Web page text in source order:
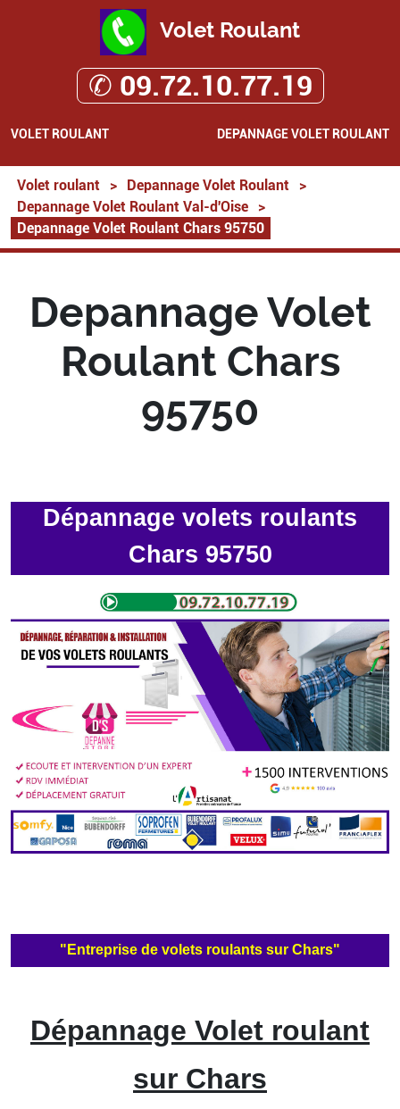
Volet Roulant
✆ 09.72.10.77.19
VOLET ROULANT DEPANNAGE VOLET ROULANT
Volet roulant > Depannage Volet Roulant
>
Depannage Volet Roulant Val-d'Oise
>
Depannage Volet Roulant Chars 95750
Depannage Volet
Roulant Chars
95750
Dépannage volets roulants
Chars 95750
"Entreprise de volets roulants sur Chars"
Dépannage Volet roulant
sur Chars